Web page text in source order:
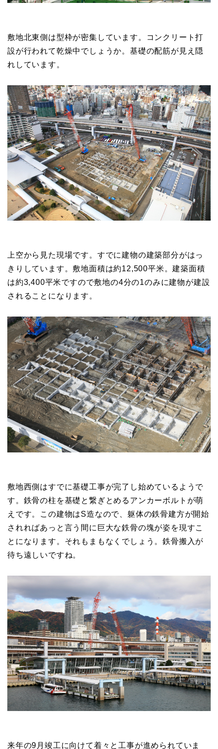
敷地北東側は型枠が密集しています。コンクリート打
設が行われて乾燥中でしょうか。基礎の配筋が見え隠
れしています。
上空から見た現場です。すでに建物の建築部分がはっ
きりしています。敷地面積は約12,500平米。建築面積
は約3,400平米ですので敷地の4分の1のみに建物が建設
されることになります。
敷地西側はすでに基礎工事が完了し始めているようで
す。鉄骨の柱を基礎と繋ぎとめるアンカーボルトが萌
えです。この建物はS造なので、躯体の鉄骨建方が開始
されればあっと言う間に巨大な鉄骨の塊が姿を現すこ
とになります。それもまもなくでしょう。鉄骨搬入が
待ち遠しいですね。